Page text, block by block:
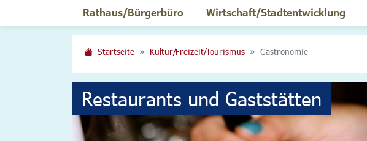
Rathaus/Bürgerbüro Wirtschaft/Stadtentwicklung
Startseite Kultur/Freizeit/Tourismus Gastronomie
Restaurants und Gaststätten